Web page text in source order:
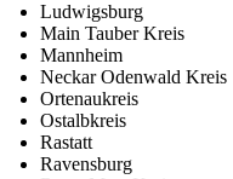
Ludwigsburg
Main Tauber Kreis
Mannheim
Neckar Odenwald Kreis
Ortenaukreis
Ostalbkreis
Rastatt
Ravensburg